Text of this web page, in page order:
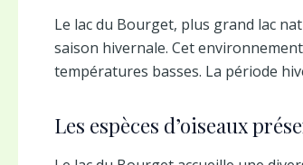
Le lac du Bourget, plus grand lac
saison hivernale. Cet
températures basses. La période
Les espèces d’oiseaux